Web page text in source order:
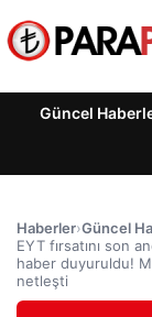
Güncel
Haberler›Güncel
EYT fırsatını son
haber duyuruldu!
netleşti